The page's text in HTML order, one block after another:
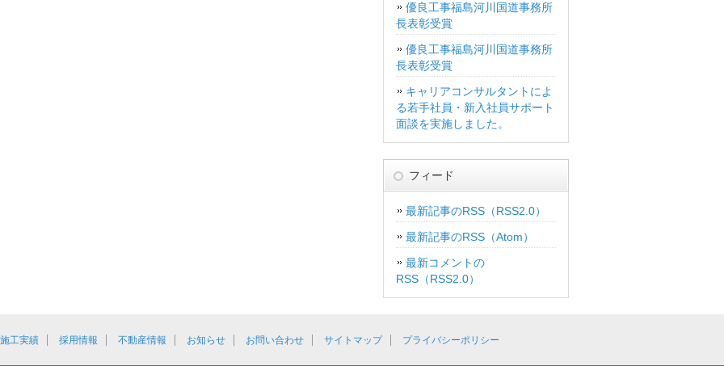
優良工事福島河川国道事務所
長表彰受賞
優良工事福島河川国道事務所
長表彰受賞
キャリアコンサルタントによ
る若手社員・新入社員サポート
面談を実施しました。
フィード
最新記事のRSS（RSS2.0）
最新記事のRSS（Atom）
最新コメントの
RSS（RSS2.0）
施工実績 採用情報 不動産情報 お知らせ お問い合わせ サイトマップ プライバシーポリシー